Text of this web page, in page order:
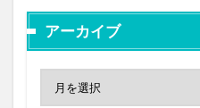
アーカイブ